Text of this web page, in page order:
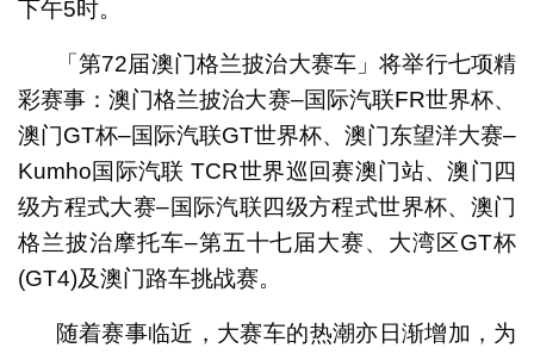
下午5时。
「第72届澳门格兰披治大赛车」将举行七项精
彩赛事：澳门格兰披治大赛–国际汽联FR世界杯、
澳门GT杯–国际汽联GT世界杯、澳门东望洋大赛–
Kumho国际汽联 TCR世界巡回赛澳门站、澳门四
级方程式大赛–国际汽联四级方程式世界杯、澳门
格兰披治摩托车–第五十七届大赛、大湾区GT杯
(GT4)及澳门路车挑战赛。
随着赛事临近，大赛车的热潮亦日渐增加，为